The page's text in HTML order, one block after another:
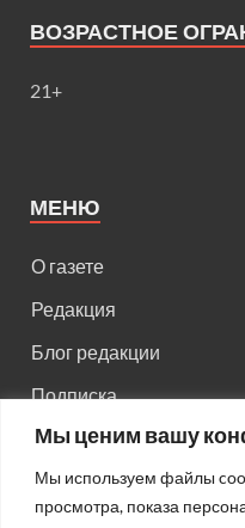
Мы ценим вашу
Мы используем файлы
просмотра, показа
ВОЗРАСТНОЕ
21+
МЕНЮ
О газете
Редакция
Блог редакции
Подписка
Правила поведения на
Реклама